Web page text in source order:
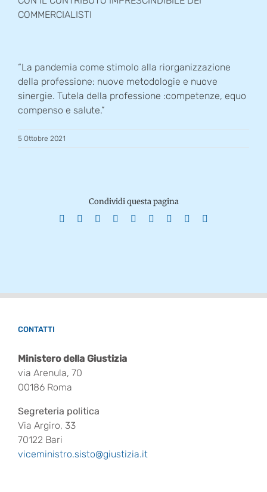
COMMERCIALISTI
“La pandemia come stimolo alla riorganizzazione
della professione: nuove metodologie e nuove
sinergie. Tutela della professione :competenze, equo
compenso e salute.”
5 Ottobre 2021
Condividi questa pagina
Facebook Reddit LinkedInWhatsApp
TumblrPinterest
CONTATTI
Ministero della Giustizia
via Arenula, 70
00186 Roma
Segreteria politica
Via Argiro, 33
70122 Bari
viceministro.sisto@giustizia.it